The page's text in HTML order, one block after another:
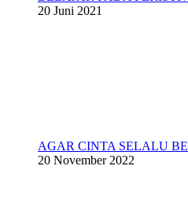
20 Juni 2021
AGAR CINTA SELALU
20 November 2022